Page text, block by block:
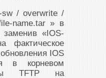
sw / overwrite /
name.tar » в
заменив «IOS-
фактическое
IOS
в корневом
TFTP на